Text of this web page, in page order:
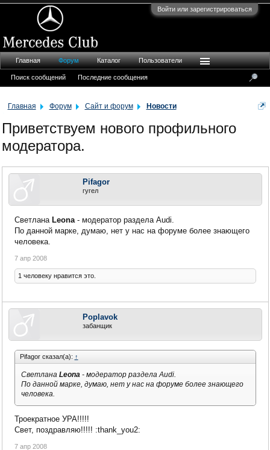
Войти или зарегистрироваться
Главная Форум Сайт и форум Новости
Приветствуем нового профильного
модератора.
Pifagor
гугел
Светлана Leona- модератор раздела Audi.
По данной марке, думаю, нет у нас на форуме более знающего
человека.
7 апр 2008
1 человеку нравится это.
Poplavok
забанщик
Pifagor сказал(а): ↑
Светлана Leona- модератор раздела Audi.
По данной марке, думаю, нет у нас на форуме более знающего
человека.
Троекратное УРА!!!!!
Свет, поздравляю!!!!! :thank_you2:
7 апр 2008
Главная Форум
Поиск сообщений Последние сообщения
Каталог Пользователи